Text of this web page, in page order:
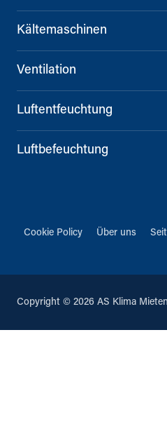
Kältemaschinen
Ventilation
Luftentfeuchtung
Luftbefeuchtung
Cookie Policy Über uns
Copyright © 2026 AS Klima